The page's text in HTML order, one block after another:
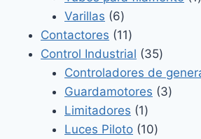
Varillas 66
productos
Contactores 1111
productos
Control Industrial 3535
Controladores de
Guardamotores 33
Limitadores 11
producto
Luces Piloto 1010